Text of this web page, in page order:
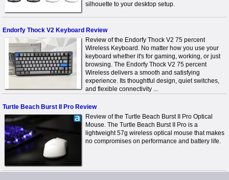
silhouette to your desktop setup.
Endorfy Thock V2 Keyboard Review
Review of the Endorfy Thock V2 75 percent
Wireless Keyboard. No matter how you use your
keyboard whether it's for gaming, working, or just
browsing. The Endorfy Thock V2 75 percent
Wireless delivers a smooth and satisfying
experience. Its thoughtful design, quiet switches,
and flexible connectivity ...
Turtle Beach Burst II Pro Review
Review of the Turtle Beach Burst II Pro Optical
Mouse. The Turtle Beach Burst II Pro is a
lightweight 57g wireless optical mouse that makes
no compromises on performance and battery life.